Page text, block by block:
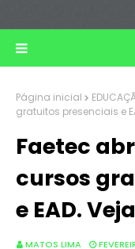
Página inicial
gratuitos presenciais e
Faetec
cursos
e EAD.
MATOS LIMA